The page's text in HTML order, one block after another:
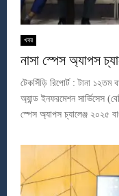
খবর
নাসা স্পেস অ্যাপস
টেকসিঁড়ি রিপোর্ট : টানা ১২তম
অ্যান্ড ইনফরমেশন সার্ভিসেস
স্পেস অ্যাপস চ্যালেঞ্জ ২০২৫